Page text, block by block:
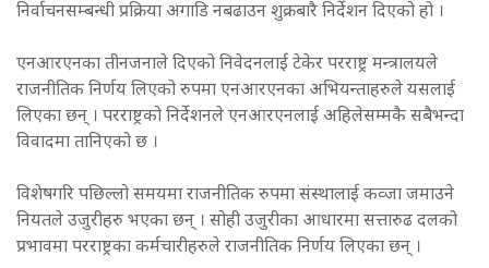
निर्वाचनसम्बन्धी प्रक्रिया अगाडि नबढाउन शुक्रबारै निर्देशन दिएको हो ।
एनआरएनका तीनजनाले दिएको निवेदनलाई टेकेर परराष्ट्र मन्त्रालयले
राजनीतिक निर्णय लिएको रुपमा एनआरएनका अभियन्ताहरुले यसलाई
लिएका छन् । परराष्ट्रको निर्देशनले एनआरएनलाई अहिलेसम्मकै सबैभन्दा
विवादमा तानिएको छ ।
विशेषगरि पछिल्लो समयमा राजनीतिक रुपमा संस्थालाई कव्जा जमाउने
नियतले उजुरीहरु भएका छन् । सोही उजुरीका आधारमा सत्तारुढ दलको
प्रभावमा परराष्ट्रका कर्मचारीहरुले राजनीतिक निर्णय लिएका छन् ।